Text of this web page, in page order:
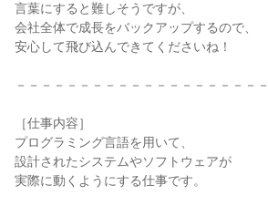
言葉にすると難しそうですが、
会社全体で成長をバックアップするので、
安心して飛び込んできてくださいね！
－－－－－－－－－－－－－－－－－－－－
［仕事内容］
プログラミング言語を用いて、
設計されたシステムやソフトウェアが
実際に動くようにする仕事です。